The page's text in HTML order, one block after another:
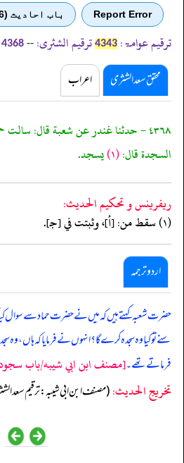
Report Error باب احادیث (6)
ترقیم عوامۃ: 4343 ترقیم الشثری: --
4368
محقق سعد الشثری اعراب
٤٣٦٨ - حدثنا غندر عن شعبة قال:
السجدة قال:(١) يسجد.
ريفرينس و تحكيم الحدیث:
(١) سقط من: [أ]، وثبتت في [جـ].
اردو ترجمہ
حضرت شعبہ کہتے ہیں کہ میں نے حضرت حماد سے سوال
سنے تو کیا وہ سجدہ کرے گا؟ انہوں نے فرمایا کہ ہاں،
فرماتے تھے۔[مصنف ابن ابي شيبه/باب سجود
تخریج الحدیث:(مصنف ابن ابي شيبه: ترقيم سعد الشثري 4368، ترقيم محمد